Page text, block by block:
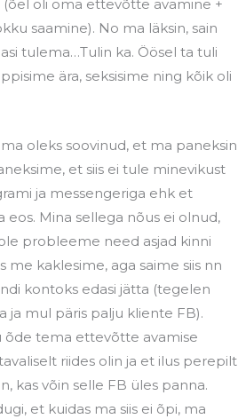
oli oma ettevõtte avamine +
saamine). No ma läksin, sain
tulema…Tulin ka. Öösel ta tuli
ära, seksisime ning kõik oli
oleks soovinud, et ma paneksin
et siis ei tule minevikust
ja messengeriga ehk et
Mina sellega nõus ei olnud,
probleeme need asjad kinni
me kaklesime, aga saime siis nn
kontoks edasi jätta (tegelen
ja mul päris palju kliente FB).
õde tema ettevõtte avamise
riides olin ja et ilus perepilt
kas võin selle FB üles panna.
et kuidas ma siis ei õpi, ma